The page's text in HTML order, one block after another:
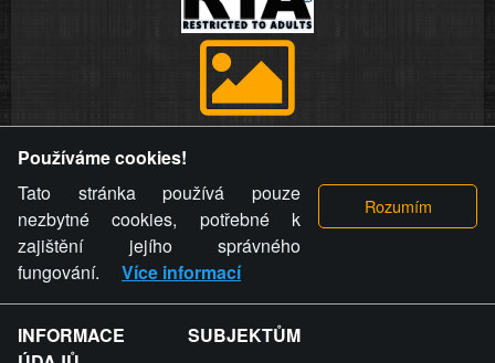
videa a komentáře. Osoba, které se toto opatření provozovatele
stránky týče, ani osoba, která umístila fotografii nebo video na
stránku, nemůže z důvodu odstranění fotografie, videa nebo
komentáře pro výše uvedenou okolnost uplatnit vůči
provozovateli stránky žádný nárok na náhradu škody nebo
nemajetkové újmy.
Používáme cookies!
Tato stránka používá pouze
nezbytné cookies, potřebné k
zajištění jejího správného
fungování.
Více informací
INFORMACE SUBJEKTŮM